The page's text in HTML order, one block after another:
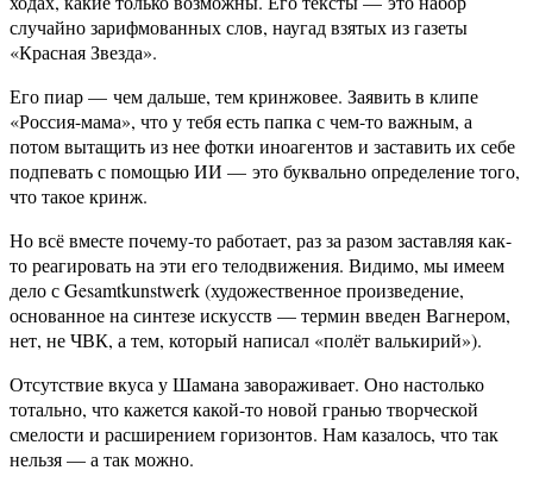
случайно зарифмованных слов, наугад взятых из газеты
«Красная Звезда».
Его пиар — чем дальше, тем кринжовее. Заявить в клипе
«Россия-мама», что у тебя есть папка с чем-то важным, а
потом вытащить из нее фотки иноагентов и заставить их себе
подпевать с помощью ИИ — это буквально определение того,
что такое кринж.
Но всё вместе почему-то работает, раз за разом заставляя как-
то реагировать на эти его телодвижения. Видимо, мы имеем
дело с Gesamtkunstwerk (художественное произведение,
основанное на синтезе искусств — термин введен Вагнером,
нет, не ЧВК, а тем, который написал «полёт валькирий»).
Отсутствие вкуса у Шамана завораживает. Оно настолько
тотально, что кажется какой-то новой гранью творческой
смелости и расширением горизонтов. Нам казалось, что так
нельзя — а так можно.